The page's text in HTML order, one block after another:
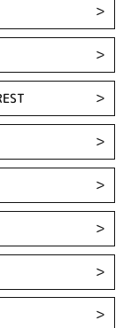
＞
＞
＞
＞
＞
＞
＞
＞